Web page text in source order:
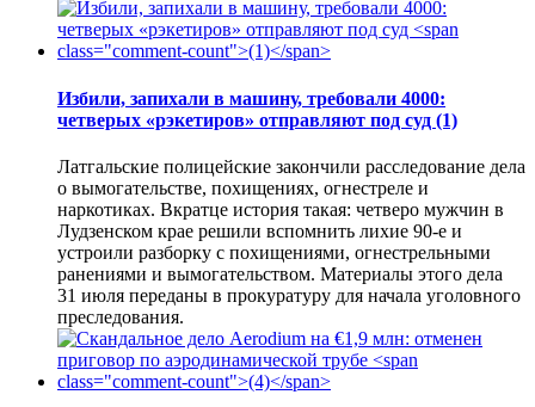
Избили, запихали в машину, требовали 4000:
четверых «рэкетиров» отправляют под суд (1)
Латгальские полицейские закончили расследование дела
о вымогательстве, похищениях, огнестреле и
наркотиках. Вкратце история такая: четверо мужчин в
Лудзенском крае решили вспомнить лихие 90-е и
устроили разборку с похищениями, огнестрельными
ранениями и вымогательством. Материалы этого дела
31 июля переданы в прокуратуру для начала уголовного
преследования.